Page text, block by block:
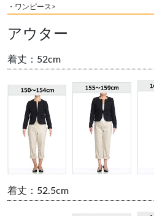
・ワンピース>
アウター
着丈：52cm
着丈：52.5cm